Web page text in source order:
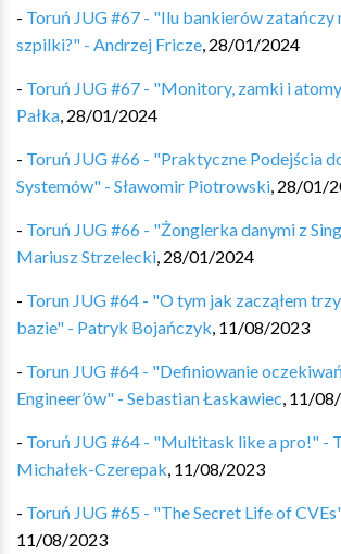
- Toruń JUG #67 - "Ilu bankierów zatańczy
szpilki?" - Andrzej Fricze, 28/01/2024
- Toruń JUG #67 - "Monitory, zamki i
Pałka, 28/01/2024
- Toruń JUG #66 - "Praktyczne Podejścia
Systemów" - Sławomir Piotrowski, 28/01/
- Toruń JUG #66 - "Żonglerka danymi z
Mariusz Strzelecki, 28/01/2024
- Torun JUG #64 - "O tym jak zacząłem
bazie" - Patryk Bojańczyk, 11/08/2023
- Torun JUG #64 - "Definiowanie
Engineer’ów" - Sebastian Łaskawiec, 11/
- Toruń JUG #64 - "Multitask like a pro!" -
Michałek-Czerepak, 11/08/2023
- Toruń JUG #65 - "The Secret Life of
11/08/2023